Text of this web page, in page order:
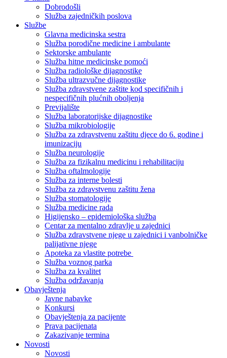
Dobrodošli
Služba zajedničkih poslova
Službe
Glavna medicinska sestra
Služba porodične medicine i ambulante
Sektorske ambulante
Služba hitne medicinske pomoći
Služba radiološke dijagnostike
Služba ultrazvučne dijagnostike
Služba zdravstvene zaštite kod specifičnih i
nespecifičnih plućnih oboljenja
Previjalište
Služba laboratorijske dijagnostike
Služba mikrobiologije
Služba za zdravstvenu zaštitu djece do 6. godine i
imunizaciju
Služba neurologije
Služba za fizikalnu medicinu i rehabilitaciju
Služba oftalmologije
Služba za interne bolesti
Služba za zdravstvenu zaštitu žena
Služba stomatologije
Služba medicine rada
Higijensko – epidemiološka služba
Centar za mentalno zdravlje u zajednici
Služba zdravstvene njege u zajednici i vanbolničke
palijativne njege
Apoteka za vlastite potrebe
Služba voznog parka
Služba za kvalitet
Služba održavanja
Obavještenja
Javne nabavke
Konkursi
Obavještenja za pacijente
Prava pacijenata
Zakazivanje termina
Novosti
Novosti